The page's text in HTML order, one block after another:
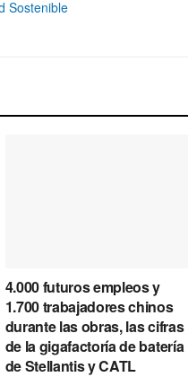
Sostenible
4.000 futuros empleos y
1.700 trabajadores chinos
durante las obras, las cifras
de la gigafactoría de batería
de Stellantis y CATL